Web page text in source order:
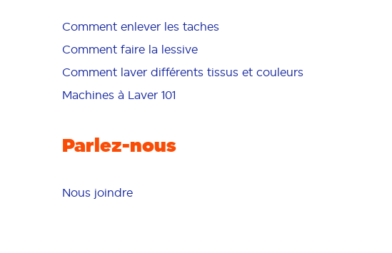
Comment enlever les taches
Comment faire la lessive
Comment laver différents tissus et couleurs
Machines à Laver 101
Parlez-nous
Nous joindre